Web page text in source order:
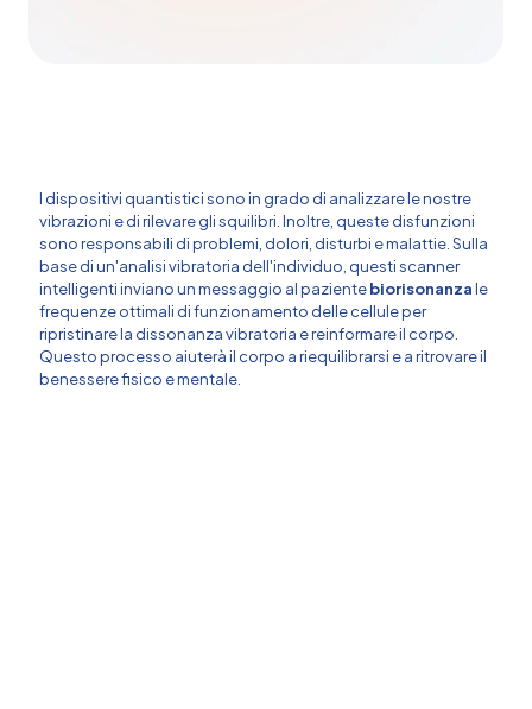
I dispositivi quantistici sono in grado di analizzare le nostre
vibrazioni e di rilevare gli squilibri. Inoltre, queste disfunzioni
sono responsabili di problemi, dolori, disturbi e malattie. Sulla
base di un'analisi vibratoria dell'individuo, questi scanner
intelligenti inviano un messaggio al pazientebiorisonanzale
frequenze ottimali di funzionamento delle cellule per
ripristinare la dissonanza vibratoria e reinformare il corpo.
Questo processo aiuterà il corpo a riequilibrarsi e a ritrovare il
benessere fisico e mentale.